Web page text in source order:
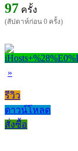
97 ครั้ง
(สัปดาห์ก่อน 0 ครั้ง)
»
รีวิว
ดาวน์โหลด
สั่งซื้อ